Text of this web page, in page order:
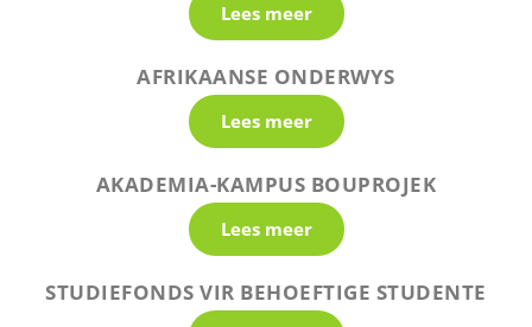
Lees meer
AFRIKAANSE ONDERWYS
Lees meer
AKADEMIA-KAMPUS BOUPROJEK
Lees meer
STUDIEFONDS VIR BEHOEFTIGE STUDENTE